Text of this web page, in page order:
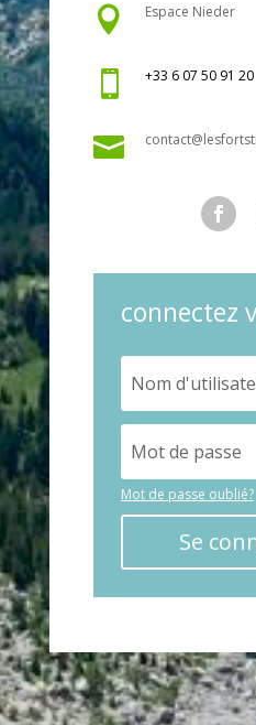
 Espace Nieder
 +33 6 07 50 91 20

connectez
Mot de passe oublié?
Se